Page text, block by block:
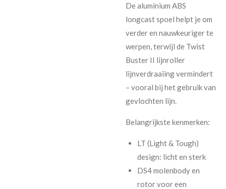
De aluminium ABS
longcast spoel helpt je om
verder en nauwkeuriger te
werpen, terwijl de Twist
Buster II lijnroller
lijnverdraaiing vermindert
– vooral bij het gebruik van
gevlochten lijn.
Belangrijkste kenmerken:
LT (Light & Tough)
design: licht en sterk
DS4 molenbody en
rotor voor een